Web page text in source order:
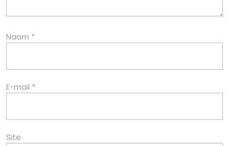
Naam *
E-mail *
Site